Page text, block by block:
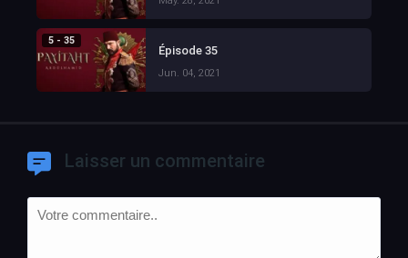
5 - 35
Épisode 35
Jun. 04, 2021
Laisser un commentaire